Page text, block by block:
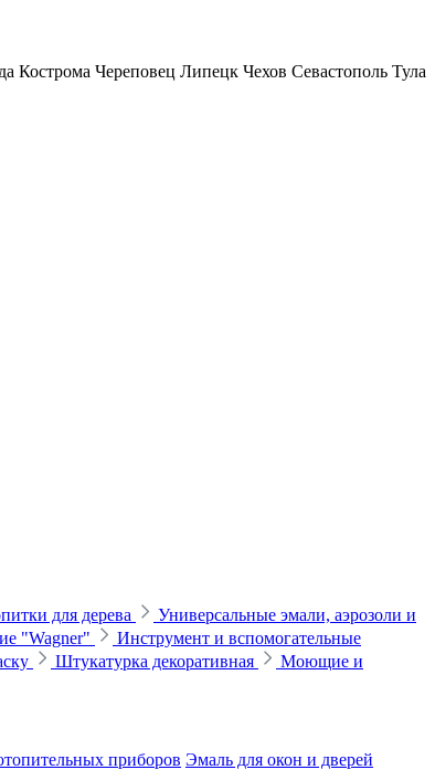
Кострома Череповец Липецк Чехов Севастополь Тула
для дерева
Универсальные эмали, аэрозоли и
"Wagner"
Инструмент и вспомогательные
Штукатурка декоративная
Моющие и
приборов Эмаль для окон и дверей